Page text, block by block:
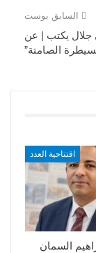
السابق بوست
جلال يكتب | عن
الصامتة”
افتتاحية العدد
السمان